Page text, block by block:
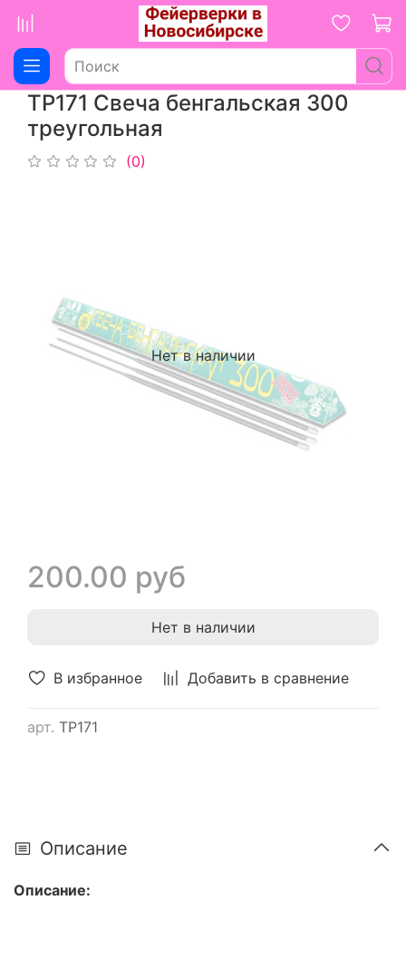
ТР171 Свеча бенгальская 300
треугольная
(0)
В избранное Добавить в сравнение
арт. ТР171
Нет в наличии
200.00 руб
Нет в наличии
Описание
Описание: